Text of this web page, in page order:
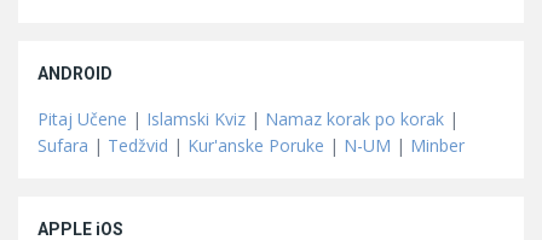
ANDROID
Pitaj Učene | Islamski Kviz | Namaz korak po korak |
Sufara | Tedžvid | Kur'anske Poruke | N-UM | Minber
APPLE iOS